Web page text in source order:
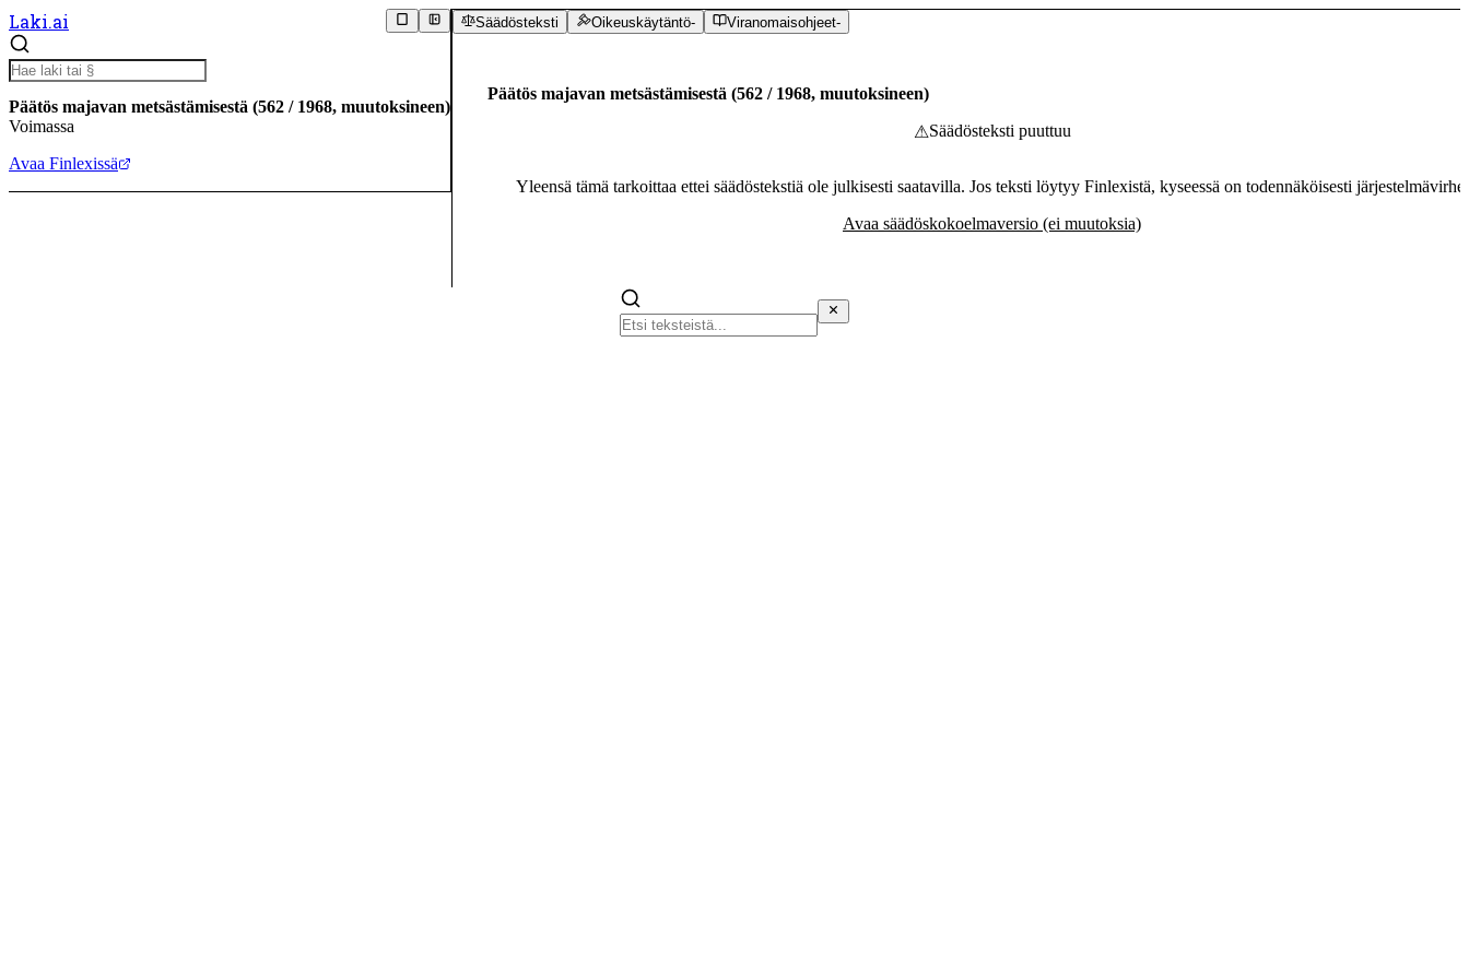
Laki.ai
Päätös majavan metsästämisestä (562 / 1968, muutoksineen)
Voimassa
Avaa Finlexissä
Säädösteksti Oikeuskäytäntö- Viranomaisohjeet-
Päätös majavan metsästämisestä (562 / 1968, muutoksineen)
⚠Säädösteksti puuttuu
Yleensä tämä tarkoittaa ettei säädöstekstiä ole julkisesti saatavilla. Jos teksti löytyy Finlexistä, kyseessä on todennäköisesti järjestelmävirhe.
Avaa säädöskokoelmaversio (ei muutoksia)